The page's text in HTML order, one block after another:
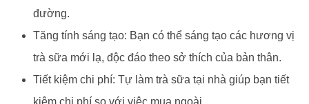
đường.
Tăng tính sáng tạo: Bạn có thể sáng tạo các hương vị
trà sữa mới lạ, độc đáo theo sở thích của bản thân.
Tiết kiệm chi phí: Tự làm trà sữa tại nhà giúp bạn tiết